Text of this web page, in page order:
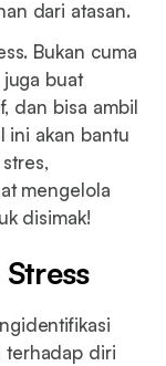
dari atasan.
Bukan cuma
buat
dan bisa ambil
ini akan bantu
mengelola
disimak!
terhadap diri